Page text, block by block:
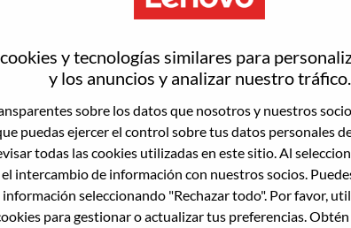
y tecnologías similares para
y los anuncios y analizar nuestro tráfico.
sobre los datos que nosotros y nuestros
puedas ejercer el control sobre tus datos personales
todas las cookies utilizadas en este sitio. Al
el intercambio de información con nuestros socios.
seleccionando "Rechazar todo". Por favor,
para gestionar o actualizar tus preferencias.
what we do. We WOW our customers.
powerhouse, ranked #153 in the Fortune Global
in 180 markets. Focused on a bold vision to deliver
its success as the world’s largest PC company with a